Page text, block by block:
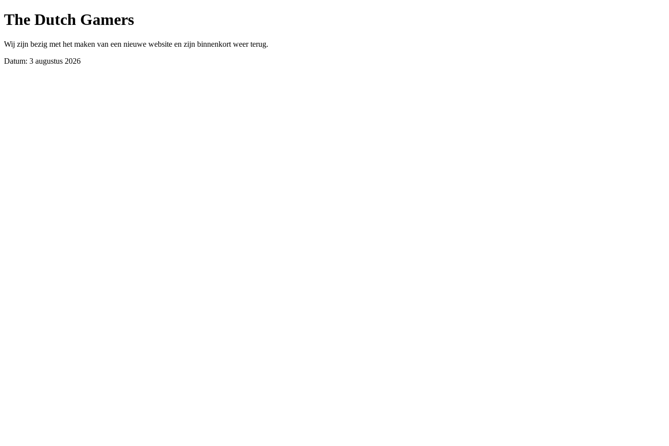
The Dutch Gamers
Wij zijn bezig met het maken van een nieuwe website en zijn binnenkort weer terug.
Datum: 3 augustus 2026